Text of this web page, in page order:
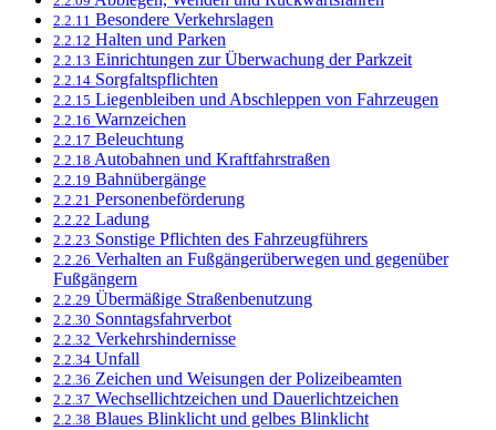
2.2.11 Besondere Verkehrslagen
2.2.12 Halten und Parken
2.2.13 Einrichtungen zur Überwachung der Parkzeit
2.2.14 Sorgfaltspflichten
2.2.15 Liegenbleiben und Abschleppen von Fahrzeugen
2.2.16 Warnzeichen
2.2.17 Beleuchtung
2.2.18 Autobahnen und Kraftfahrstraßen
2.2.19 Bahnübergänge
2.2.21 Personenbeförderung
2.2.22 Ladung
2.2.23 Sonstige Pflichten des Fahrzeugführers
2.2.26 Verhalten an Fußgängerüberwegen und gegenüber
Fußgängern
2.2.29 Übermäßige Straßenbenutzung
2.2.30 Sonntagsfahrverbot
2.2.32 Verkehrshindernisse
2.2.34 Unfall
2.2.36 Zeichen und Weisungen der Polizeibeamten
2.2.37 Wechsellichtzeichen und Dauerlichtzeichen
2.2.38 Blaues Blinklicht und gelbes Blinklicht